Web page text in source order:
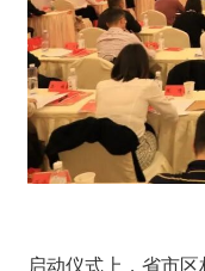
启动仪式上，省市